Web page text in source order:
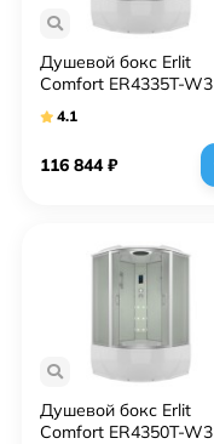
Душевой бокс Erlit
Comfort ER4335T-W3
4.1
116 844₽
Душевой бокс Erlit
Comfort ER4350T-W3